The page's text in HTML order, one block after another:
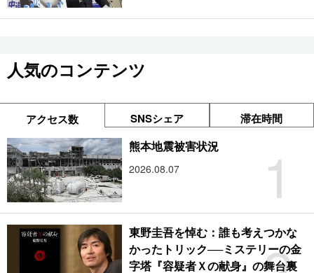
人気のコンテンツ
アクセス数 SNSシェア 滞在時間
1
熊本地震被害状況
2026.08.07
東野圭吾を悼む：誰も考えつかな
かったトリック──ミステリーの金
字塔『容疑者Ｘの献身』の舞台裏